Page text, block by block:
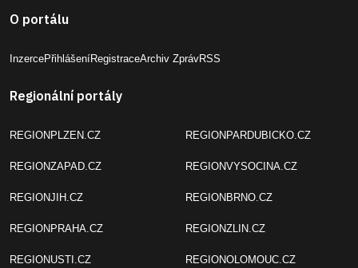
O portálu
InzercePřihlášeníRegistraceArchiv ZprávRSS
Regionální portály
REGIONPLZEN.CZ
REGIONZAPAD.CZ
REGIONJIH.CZ
REGIONPRAHA.CZ
REGIONUSTI.CZ
REGIONPARDUBICKO.CZ
REGIONVYSOCINA.CZ
REGIONBRNO.CZ
REGIONZLIN.CZ
REGIONOLOMOUC.CZ